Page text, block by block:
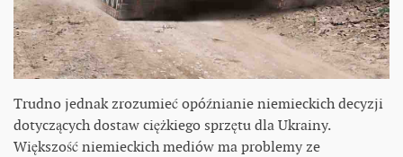
Trudno jednak zrozumieć opóźnianie niemieckich decyzji
dotyczących dostaw ciężkiego sprzętu dla Ukrainy.
Większość niemieckich mediów ma problemy ze